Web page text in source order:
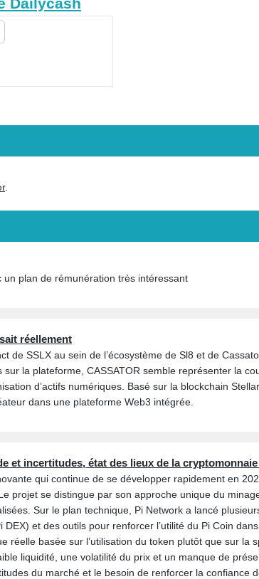
.
plan de rémunération très intéressant
réellement
de SSLX au sein de l’écosystème de Sl8 et de
la plateforme, CASSATOR semble représenter la
d’actifs numériques. Basé sur la blockchain
dans une plateforme Web3 intégrée.
et incertitudes, état des lieux de la cryptomonnaie
qui continue de se développer rapidement en
projet se distingue par son approche unique du
Sur le plan technique, Pi Network a lancé
et des outils pour renforcer l’utilité du Pi Coin
réelle basée sur l’utilisation du token plutôt que sur la
liquidité, une volatilité du prix et un manque de
du marché et le besoin de renforcer la confiance